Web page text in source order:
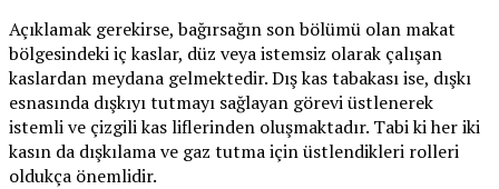
Açıklamak gerekirse, bağırsağın son bölümü olan makat
bölgesindeki iç kaslar, düz veya istemsiz olarak çalışan
kaslardan meydana gelmektedir. Dış kas tabakası ise, dışkı
esnasında dışkıyı tutmayı sağlayan görevi üstlenerek
istemli ve çizgili kas liflerinden oluşmaktadır. Tabi ki her iki
kasın da dışkılama ve gaz tutma için üstlendikleri rolleri
oldukça önemlidir.